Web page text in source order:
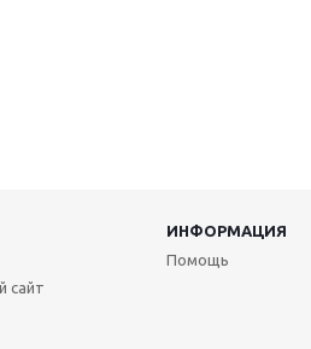
ИНФОРМАЦИЯ
сайт
Помощь